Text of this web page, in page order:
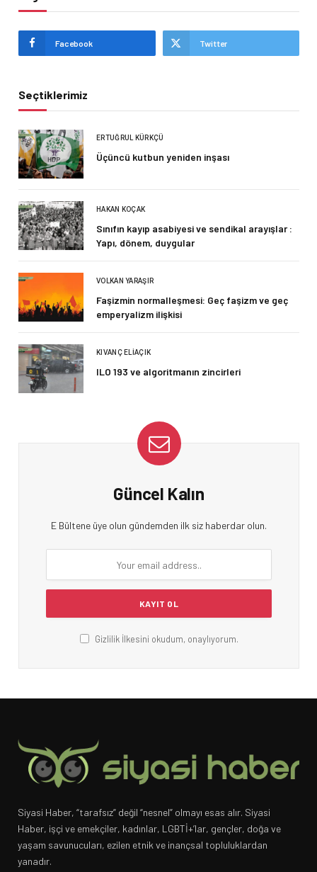
Facebook Twitter
Seçtiklerimiz
ERTUĞRUL KÜRKÇÜ
Üçüncü kutbun yeniden inşası
HAKAN KOÇAK
Sınıfın kayıp asabiyesi ve sendikal arayışlar :
Yapı, dönem, duygular
VOLKAN YARAŞIR
Faşizmin normalleşmesi: Geç faşizm ve geç
emperyalizm ilişkisi
KIVANÇ ELIAÇIK
ILO 193 ve algoritmanın zincirleri
Güncel Kalın
E Bültene üye olun gündemden ilk siz haberdar olun.
Gizlilik İlkesini okudum, onaylıyorum.
Siyasi Haber, “tarafsız” değil “nesnel” olmayı esas alır. Siyasi
Haber, işçi ve emekçiler, kadınlar, LGBTİ+’lar, gençler, doğa ve
yaşam savunucuları, ezilen etnik ve inançsal topluluklardan
yanadır.